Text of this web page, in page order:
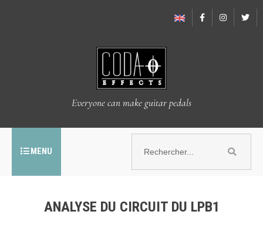
Everyone can make guitar pedals
MENU
ANALYSE DU CIRCUIT DU LPB1